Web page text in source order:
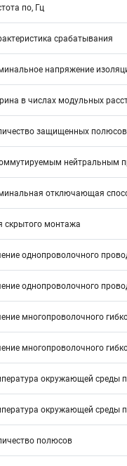
по, Гц
срабатывания
напряжение
в числах модульных
защищенных полюсов
нейтральным
отключающая
скрытого монтажа
однопроволочного
однопроволочного
многопроволочного
многопроволочного
окружающей среды
окружающей среды
полюсов